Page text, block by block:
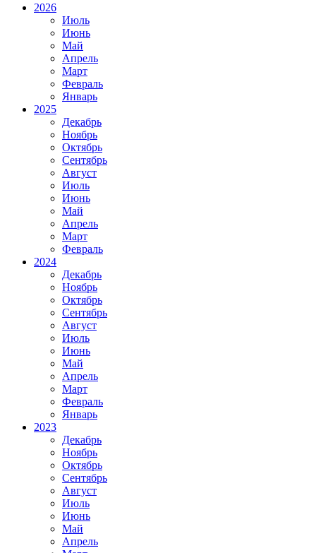
2026
Июль
Июнь
Май
Апрель
Март
Февраль
Январь
2025
Декабрь
Ноябрь
Октябрь
Сентябрь
Август
Июль
Июнь
Май
Апрель
Март
Февраль
2024
Декабрь
Ноябрь
Октябрь
Сентябрь
Август
Июль
Июнь
Май
Апрель
Март
Февраль
Январь
2023
Декабрь
Ноябрь
Октябрь
Сентябрь
Август
Июль
Июнь
Май
Апрель